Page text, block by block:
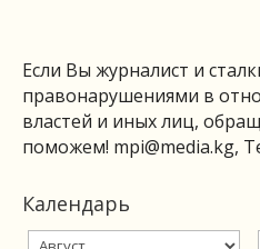
Если Вы журналист и
правонарушениями в
властей и иных лиц,
поможем! mpi@media.kg,
Календарь